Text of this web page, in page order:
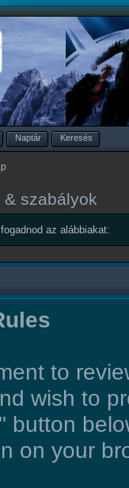
Naptár Keresés
szabályok
az alábbiakat:
to
wish to
button
on your